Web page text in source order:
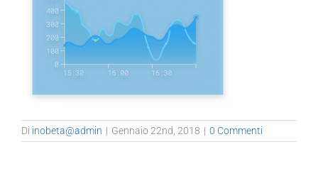
Di inobeta@admin | Gennaio 22nd, 2018 | 0 Commenti